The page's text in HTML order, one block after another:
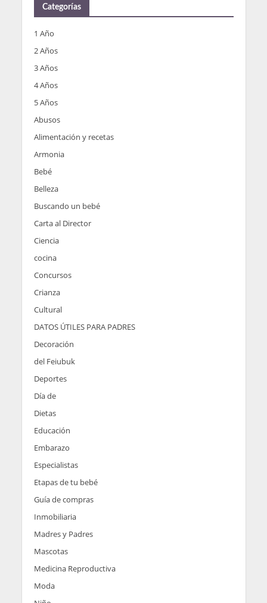
Categorías
1 Año
2 Años
3 Años
4 Años
5 Años
Abusos
Alimentación y recetas
Armonia
Bebé
Belleza
Buscando un bebé
Carta al Director
Ciencia
cocina
Concursos
Crianza
Cultural
DATOS ÚTILES PARA PADRES
Decoración
del Feiubuk
Deportes
Día de
Dietas
Educación
Embarazo
Especialistas
Etapas de tu bebé
Guía de compras
Inmobiliaria
Madres y Padres
Mascotas
Medicina Reproductiva
Moda